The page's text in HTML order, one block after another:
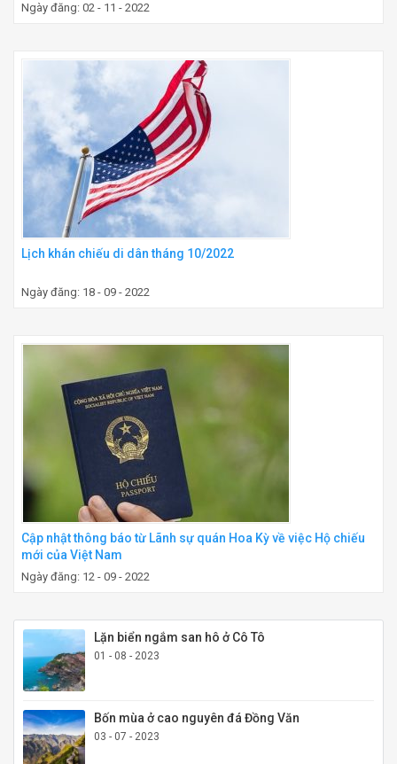
Ngày đăng: 02 - 11 - 2022
Lịch khán chiếu di dân tháng 10/2022
Ngày đăng: 18 - 09 - 2022
Cập nhật thông báo từ Lãnh sự quán Hoa Kỳ về việc Hộ chiếu
mới của Việt Nam
Ngày đăng: 12 - 09 - 2022
Lặn biển ngắm san hô ở Cô Tô
01 - 08 - 2023
Bốn mùa ở cao nguyên đá Đồng Văn
03 - 07 - 2023